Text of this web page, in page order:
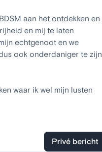
aan het ontdekken en
en mij te laten
echtgenoot en we
ook onderdaniger te zijn
waar ik wel mijn lusten
Privé bericht